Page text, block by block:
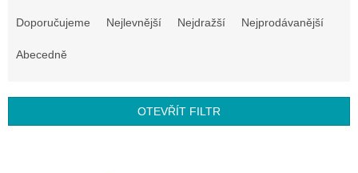
r
Doporučujeme Nejlevnější Nejdražší Nejprodávanější
Abecedně
OTEVŘÍT FILTR